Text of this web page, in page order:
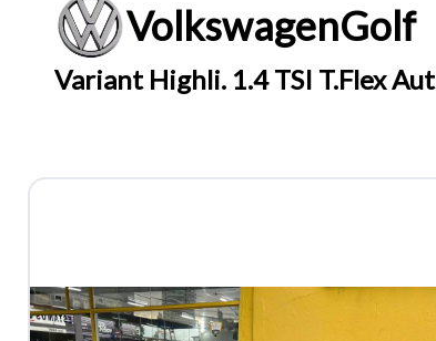
VolkswagenGolf
Variant Highli. 1.4 TSI T.Flex Aut